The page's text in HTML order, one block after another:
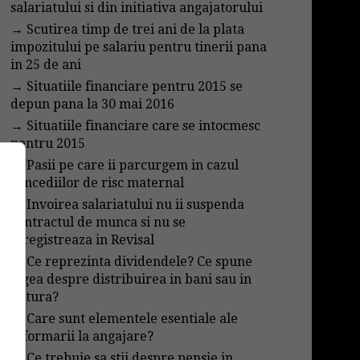
salariatului si din initiativa angajatorului
→ Scutirea timp de trei ani de la plata
impozitului pe salariu pentru tinerii pana
in 25 de ani
→ Situatiile financiare pentru 2015 se
depun pana la 30 mai 2016
→ Situatiile financiare care se intocmesc
pentru 2015
→Pasii pe care ii parcurgem in cazul
concediilor de risc maternal
→Invoirea salariatului nu ii suspenda
contractul de munca si nu se
inregistreaza in Revisal
Ce reprezinta dividendele? Ce spune
legea despre distribuirea in bani sau in
natura?
Care sunt elementele esentiale ale
informarii la angajare?